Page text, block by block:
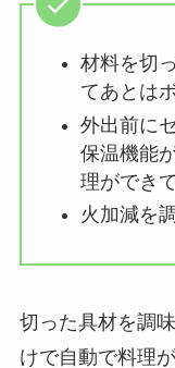
材料を切
てあとは
外出前に
保温機能
理ができ
火加減を
切った具材を調
けで自動で料理